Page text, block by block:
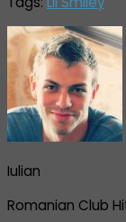
Iulian
Romanian Club